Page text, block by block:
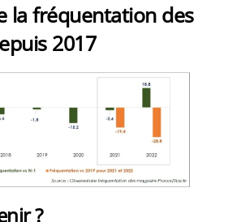
la fréquentation des
2017
?